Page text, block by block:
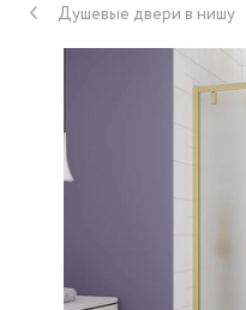
Душевые двери в нишу